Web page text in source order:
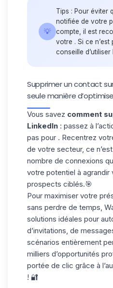
💡
Tips : Pour éviter
notifiée de votre
compte, il est
votre . Si ce
conseille d’utiliser
Supprimer un contact
seule manière
Vous savez comment
LinkedIn : passez à
pas pour . Recentrez
de votre secteur, ce
nombre de connexions
votre potentiel à
prospects ciblés.🎯
Pour maximiser votre
sans perdre de temps,
solutions idéales pour
d’invitations, de
scénarios entièrement
milliers d’opportunités
portée de clic grâce à
! 🔐